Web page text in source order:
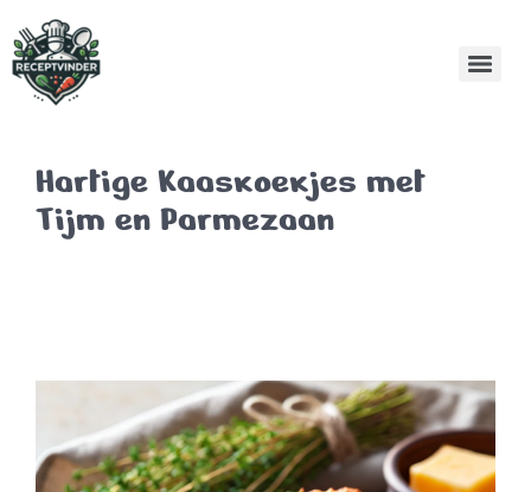
Hartige Kaaskoekjes met
Tijm en Parmezaan